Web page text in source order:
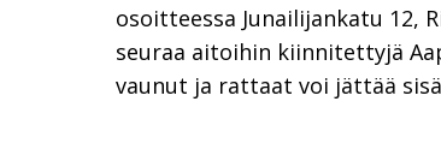
osoitteessa Junailijankatu 12,
seuraa aitoihin kiinnitettyjä
vaunut ja rattaat voi jättää